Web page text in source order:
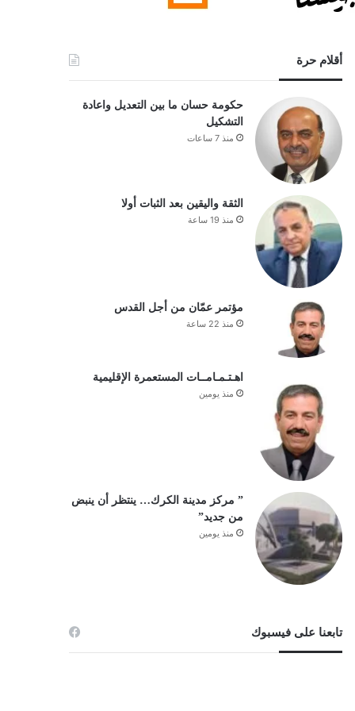
أقلام حرة
حكومة حسان ما بين التعديل واعادة
التشكيل
منذ 7 ساعات
الثقة واليقين بعد الثبات أولا
منذ 19 ساعة
مؤتمر عمّان من أجل القدس
منذ 22 ساعة
اهـتـمـامــات المستعمرة الإقليمية
منذ يومين
” مركز مدينة الكرك… ينتظر أن ينبض
من جديد”
منذ يومين
تابعنا على فيسبوك